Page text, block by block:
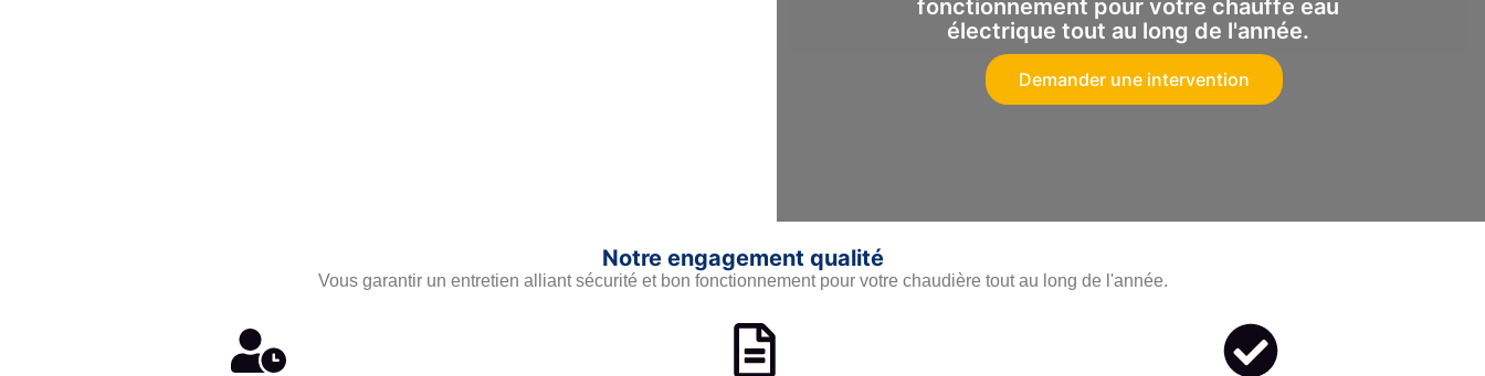
fonctionnement pour votre chauffe eau
électrique tout au long de l'année.
Demander une intervention
Notre engagement qualité
Vous garantir un entretien alliant sécurité et bon fonctionnement pour votre chaudière tout au long de l'année.